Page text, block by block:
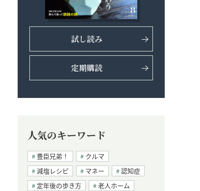
試し読み
定期購読
人気のキーワード
豊臣兄弟！
クルマ
減塩レシピ
マネー
認知症
定年後の歩き方
老人ホーム